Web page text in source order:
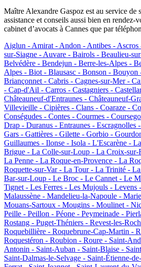
Maître Alexandre Gaspoz est au service de
assistance et conseils aussi bien en rendez-
cabinet d’avocats à Cannes que par
Aiglun - Amirat - Andon - Antibes - Ascros
sur-Siagne - Auvare - Bairols - Beaulieu-
Belvédère - Bendejun - Berre-les-Alpes -
Alpes - Biot - Blausasc - Bonson - Bouyon
Briançonnet - Cabris - Cagnes-sur-Mer -
- Cap-d'Ail - Carros - Castagniers -
Châteauneuf-d'Entraunes - Châteauneuf-
Villevieille - Cipières - Clans - Coaraze -
Conségudes - Contes - Courmes -
Drap - Duranus - Entraunes - Escragnolles -
Gars - Gattières - Gilette - Gorbio -
Guillaumes - Ilonse - Isola - L'Escarène -
Brigue - La Colle-sur-Loup - La Croix-sur-
La Penne - La Roque-en-Provence - La
Roquette-sur-Var - La Tour - La Trinité -
Bar-sur-Loup - Le Broc - Le Cannet - Le
Tignet - Les Ferres - Les Mujouls - Levens -
Malaussène - Mandelieu-la-Napoule -
Mouans-Sartoux - Mougins - Moulinet -
Peille - Peillon - Péone - Peymeinade -
Rostang - Puget-Théniers - Revest-les-
Roquebillière - Roquebrune-Cap-Martin -
Roquestéron - Roubion - Roure - Saint-
Antonin - Saint-Auban - Saint-Blaise -
Saint-Dalmas-le-Selvage - Saint-Étienne-